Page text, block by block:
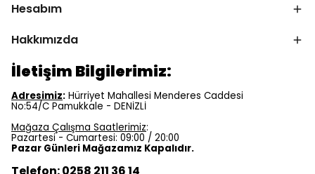
Hesabım
Hakkımızda
İletişim Bilgilerimiz:
Adresimiz: Hürriyet Mahallesi Menderes Caddesi
No:54/C Pamukkale - DENİZLİ
Mağaza Çalışma Saatlerimiz:
Pazartesi - Cumartesi: 09:00 / 20:00
Pazar Günleri Mağazamız Kapalıdır.